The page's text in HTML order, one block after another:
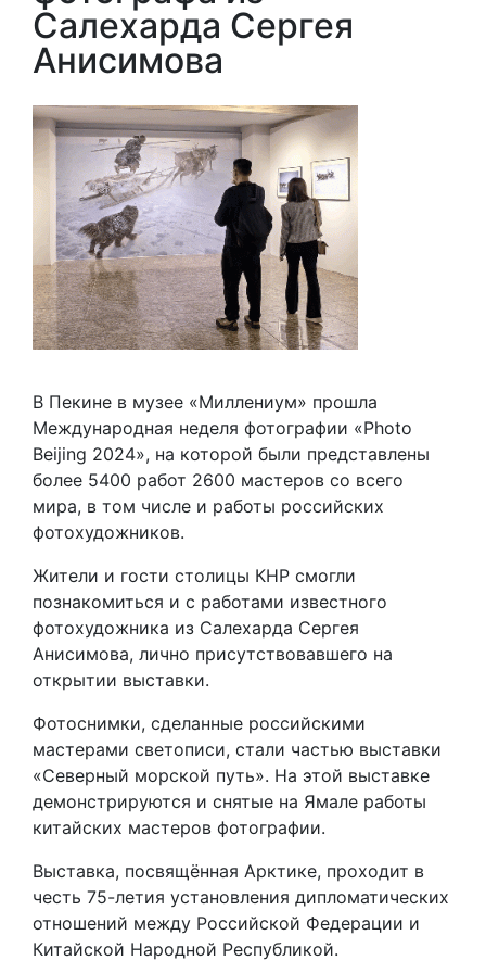
Салехарда Сергея
Анисимова
В Пекине в музее «Миллениум» прошла
Международная неделя фотографии «Photo
Beijing 2024», на которой были представлены
более 5400 работ 2600 мастеров со всего
мира, в том числе и работы российских
фотохудожников.
Жители и гости столицы КНР смогли
познакомиться и с работами известного
фотохудожника из Салехарда Сергея
Анисимова, лично присутствовавшего на
открытии выставки.
Фотоснимки, сделанные российскими
мастерами светописи, стали частью выставки
«Северный морской путь». На этой выставке
демонстрируются и снятые на Ямале работы
китайских мастеров фотографии.
Выставка, посвящённая Арктике, проходит в
честь 75-летия установления дипломатических
отношений между Российской Федерации и
Китайской Народной Республикой.